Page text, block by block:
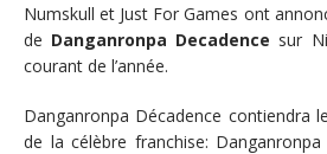
Numskull et Just For Games ont
de Danganronpa Decadence sur
courant de l’année.
Danganronpa Décadence contiendra
de la célèbre franchise: